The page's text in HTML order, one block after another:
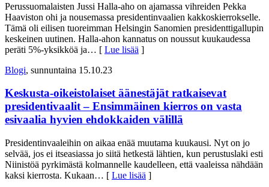
Perussuomalaisten Jussi Halla-aho on ajamassa vihreiden Pekka
Haaviston ohi ja nousemassa presidentinvaalien kakkoskierrokselle.
Tämä oli eilisen tuoreimman Helsingin Sanomien presidenttigallupin
keskeinen uutinen. Halla-ahon kannatus on noussut kuukaudessa
peräti 5%-yksikköä ja… [ Lue lisää ]
Blogi, sunnuntaina 15.10.23
Keskusta-oikeistolaiset äänestäjät ratkaisevat
presidentivaalit – Ensimmäinen kierros on vasta
esivaalia hyvien ehdokkaiden välillä
Presidentinvaaleihin on aikaa enää muutama kuukausi. Nyt on jo
selvää, jos ei itseasiassa jo siitä hetkestä lähtien, kun perustuslaki esti
Niinistöä pyrkimästä kolmannelle kaudelleen, että vaaleissa nähdään
kaksi kierrosta. Kukaan… [ Lue lisää ]